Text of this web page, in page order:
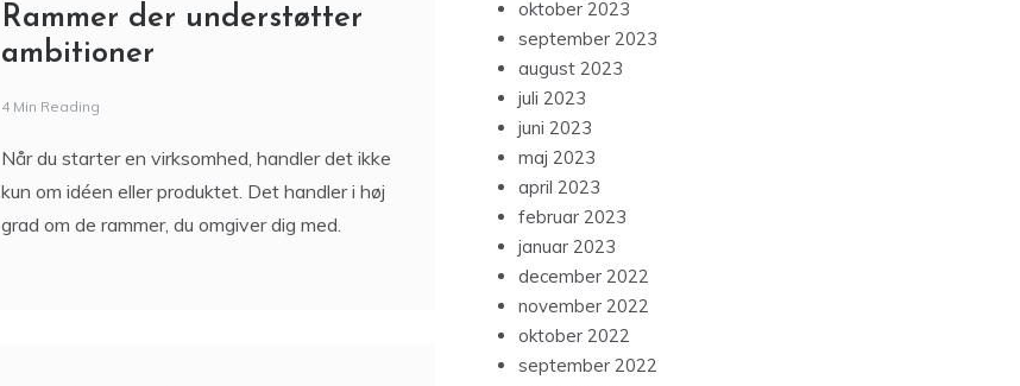
ambitioner
kun om idéen eller produktet. Det handler i høj
grad om de rammer, du omgiver dig med.
september 2023
august 2023
juli 2023
juni 2023
maj 2023
april 2023
februar 2023
januar 2023
december 2022
november 2022
oktober 2022
september 2022
august 2022